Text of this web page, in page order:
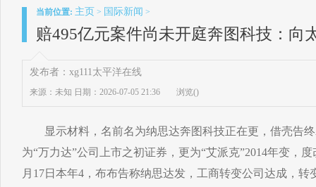
当前位置: 主页 > 国际新闻 >
赔495亿元案件尚未开庭奔图科技：向
发布者：xg111太平洋在线
来源：未知 日期：2026-07-05 21:36 浏览()
显示材料，名前名为纳思达奔图科技正在更，借壳告终
为“万力达”公司上市之初证券，更为“艾派克”2014年变，
月17日本年4，布布告称纳思达发，工商转变公司达成，